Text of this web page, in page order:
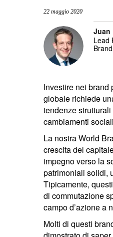
22 maggio 2020
Juan
Lead
Investire nei brand
globale richiede
tendenze
cambiamenti
La nostra World
crescita del
impegno verso la
patrimoniali solidi,
Tipicamente,
di commutazione
campo d’azione a
Molti di questi